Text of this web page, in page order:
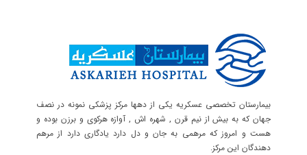
بیمارستان تخصصی عسکریه یکی از دهها مرکز پزشکی نمونه در نصف
جهان که به بیش از نیم قرن , شهره اش , آوازه هرکوی و برزن بوده و
هست و امروز که مرهمی به جان و دل دارد یادگاری دارد از مرهم
دهندگان این مرکز.